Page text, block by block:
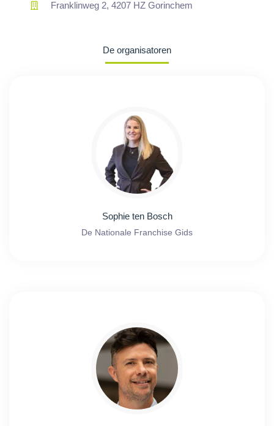
Franklinweg 2, 4207 HZ Gorinchem
De organisatoren
Sophie ten Bosch
De Nationale Franchise Gids